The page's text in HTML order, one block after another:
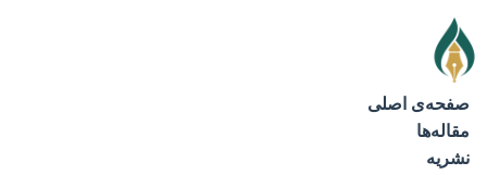
صفحه‌ی اصلی
مقاله‌ها
نشریه